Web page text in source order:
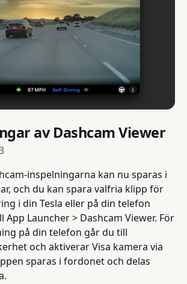
av Dashcam Viewer
inspelningarna kan nu sparas i
och du kan spara valfria klipp för
i din Tesla eller på din telefon
App Launcher > Dashcam Viewer. För
på din telefon går du till
och aktiverar Visa kamera via
sparas i fordonet och delas